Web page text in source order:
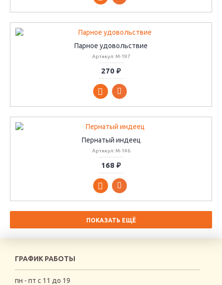
Парное удовольствие
Артикул: М-197
270 ₽
Пернатый индеец
Артикул: М-146
168 ₽
ПОКАЗАТЬ ЕЩЁ
ГРАФИК РАБОТЫ
пн - пт с 11 до 19